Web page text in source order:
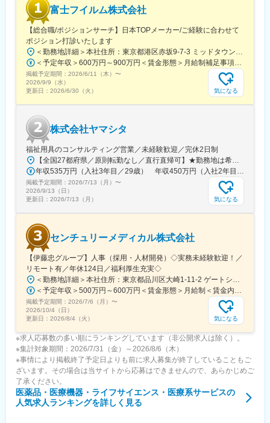
スを展開しており、お客様から高い信頼を得ています。
■業界未経験の方も安心の研修制度：
入社後は研修期間として3カ月間、商品知識や業務の流れを学んで
いただき、先輩社員に同行し業務の進め方を習得した後、一人立
ちとなります。
※多くの方が業界未経験で入社し活躍しています。
です。自社の強みを明確に活かした事業展開を行っており、これ
まで業績は順調に推移し業界トップクラスの地位を築いていま
す。実際、商品を使用されているご利用者より「外出するのが楽
になった、ありがとう」といった言葉を直接いただく事も多くあ
り、やりがいを実感できるお仕事です。
変更の範囲：会社の定める業務
富士フイルム株式会社
【総合職/ポジションサーチ】日本TOPメーカー/ご経験に合わせて
ポジション打診いたします
＜勤務地詳細＞本社住所：東京都港区赤坂9-7-3 ミッドタウン・ウェスト勤務地最寄駅：東京メトロ日比谷線／都営大江戸線／六本木駅受動喫煙対策：敷地内全面禁煙変更の範囲：会社の定める事業所（リモートワーク含む）
＜予定年収＞600万円～900万円＜賃金形態＞月給制補足事項なし＜賃金内訳＞月額（基本給）：300,000円～500,000円＜月給＞300,000円～500,000円＜昇給有無＞有＜残業手当＞有賃金はあくまでも目安の金額であり、選考を通じて上下する可能性があります。月給(月額)は固定手当を含めた表記です。
掲載予定期間： 2026/6/11（木） 〜
2026/9/9（水）
更新日： 2026/6/30（火） 気になる
株式会社ヤマシタ
福祉用具のコンサルティング営業／未経験歓迎／完休2日制
【全国27都府県／原則転勤なし／直行直帰可】★勤務地は希望を考慮★拠点により車通勤OK※充足状況により、ご希望の勤務地での募集が終了している場合があります。※転居を伴う転勤の有無は、半年ごとに希望を伺い、選択いただけます。■東北■・宮城県（仙台市）■関東■・東京都（東京23区など）・神奈川県（横浜市など）・埼玉県（さいたま市など）・千葉県（千葉市など）・茨城県（水戸市）・栃木県（宇都宮市／足利市）・群馬県（前橋市）■東海■・愛知県（名古屋市／豊田市／豊橋市／小牧市）・静岡県（静岡市／浜松市／沼津市／焼津市／富士市）・岐阜県（岐阜市）・三重県（四日市市）■信越・北陸■・長野県（長野市）・山梨県（甲府市）・石川県（金沢市）・富山県（富山市）・福井県（福井市）■関西■・大阪府・兵庫県（神戸市／尼崎市／姫路市）・京都府（京都市）・奈良県（奈良市／天理市）・滋賀県（大津市／彦根市）・和歌山県（和歌山市／田辺市）■中国■・広島県（広島市）・岡山県（岡山市）■四国■・香川県（高松市）■九州■・福岡県（福岡市）
年収535万円（入社3年目／29歳） 年収450万円（入社2年目／26歳）
掲載予定期間： 2026/7/13（月） 〜
2026/9/13（日）
更新日： 2026/7/13（月） 気になる
センチュリーメディカル株式会社
【伊藤忠グループ】人事（採用・人材開発）◇実務未経験歓迎！／
リモート有／年休124日／福利厚生充実◇
＜勤務地詳細＞本社住所：東京都品川区大崎1-11-2 ゲートシティ大崎イーストタワー22Ｆ勤務地最寄駅：JR山手線／大崎駅受動喫煙対策：屋内全面禁煙変更の範囲：会社の定める事業所（リモートワーク含む）
＜予定年収＞500万円～600万円＜賃金形態＞月給制＜賃金内訳＞月額（基本給）：300,000円～350,000円＜月給＞300,000円～350,000円＜昇給有無＞有＜残業手当＞有＜給与補足＞上記年収は、あくまで目安であり、前職・経験を考慮し検討させて頂きます。■昇給：あり■賞与：あり※会社業績と個人業績に応じて算定されます。賃金はあくまでも目安の金額であり、選考を通じて上下する可能性があります。月給(月額)は固定手当を含めた表記です。
掲載予定期間： 2026/7/6（月） 〜
2026/10/4（日）
更新日： 2026/8/4（火） 気になる
※求人応募数の多い順にランキングしています（非公開求人は除く）。
※集計対象期間：2026/7/31（金）～2026/8/6（木）
※事情により掲載終了予定日よりも前に求人募集が終了していることもご
ざいます。その場合は当サイトから応募はできませんので、あらかじめご
了承ください。
医薬品・医療機器・ライフサイエンス・医療系サービスの
人気求人ランキングを詳しく見る